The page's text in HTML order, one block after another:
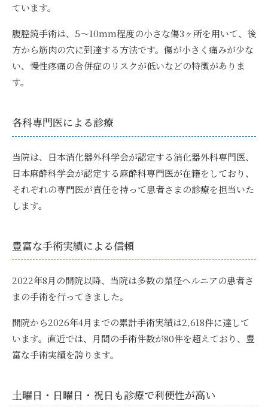
ています。
腹腔鏡手術は、5〜10mm程度の小さな傷3ヶ所を用いて、後
方から筋肉の穴に到達する方法です。傷が小さく痛みが少な
い、慢性疼痛の合併症のリスクが低いなどの特徴がありま
す。
各科専門医による診療
当院は、 日本消化器外科学会が認定する消化器外科専門医、
日本麻酔科学会が認定する麻酔科専門医が在籍をしており、
それぞれの専門医が責任を持って患者さまの診療を担当いた
します。
豊富な手術実績による信頼
2022年8月の開院以降、当院は多数の鼠径ヘルニアの患者さ
まの手術を行ってきました。
開院から2026年4月までの累計手術実績は2,618件に達して
います。直近では、月間の手術件数が80件を超えており、豊
富な手術実績を誇ります。
土曜日・日曜日・祝日も診療で利便性が高い